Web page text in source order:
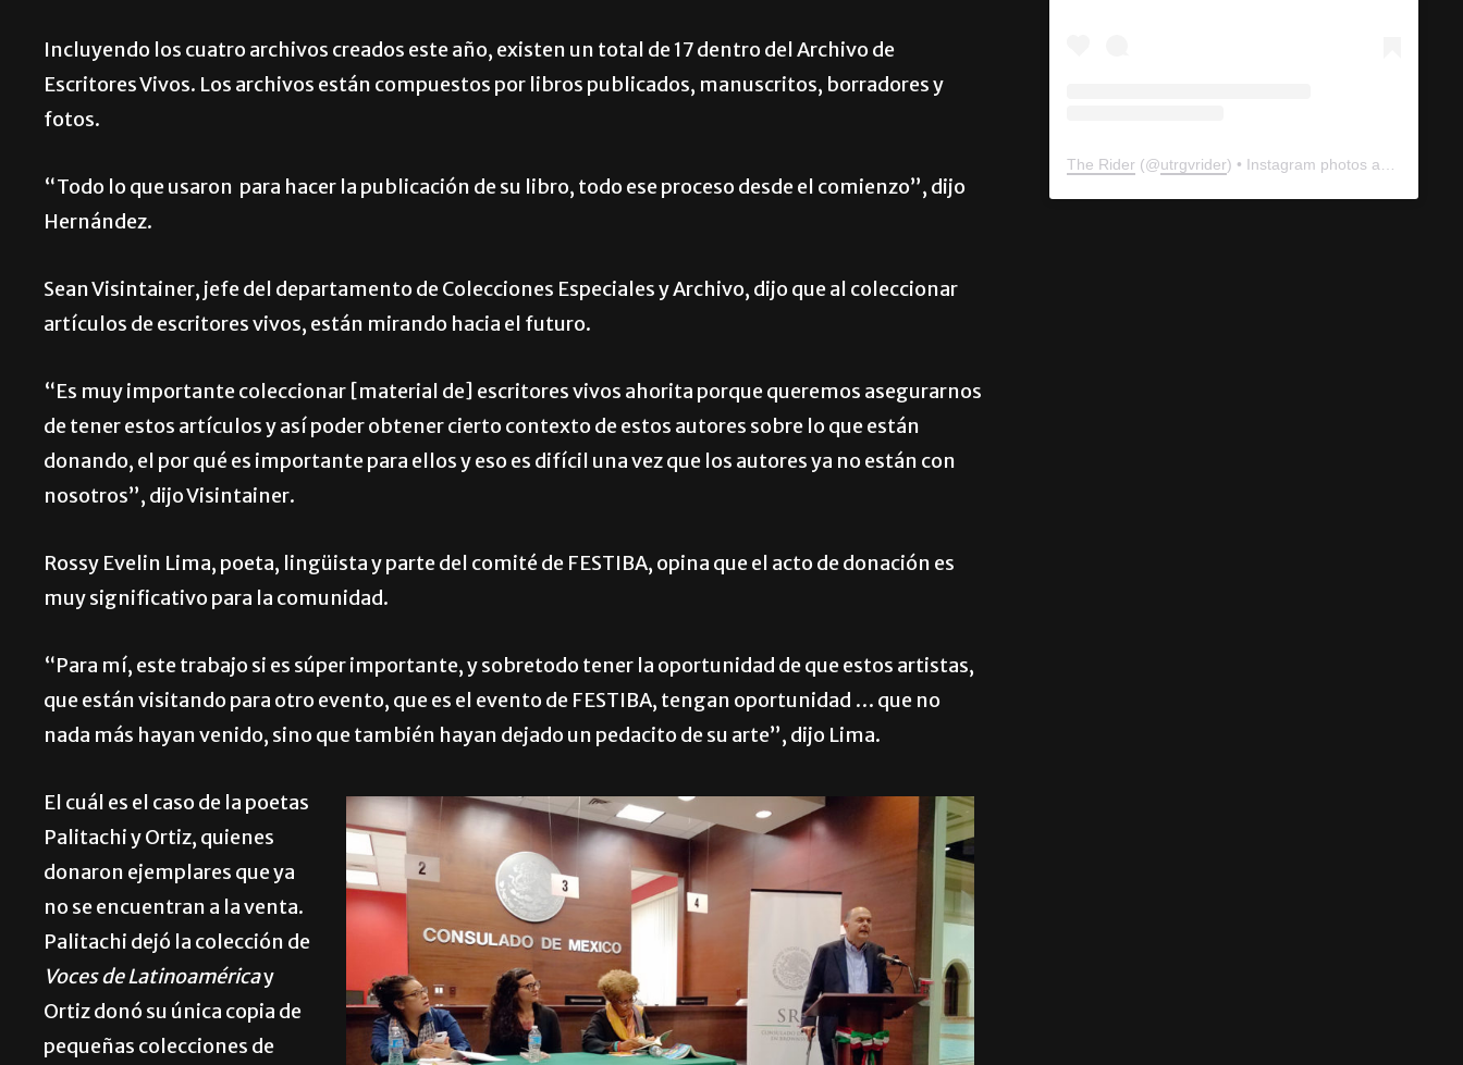
Incluyendo los cuatro archivos creados este año, existen un total de 17 dentro del Archivo de
Escritores Vivos. Los archivos están compuestos por libros publicados, manuscritos, borradores y
fotos.
“Todo lo que usaron para hacer la publicación de su libro, todo ese proceso desde el comienzo”, dijo
Hernández.
Sean Visintainer, jefe del departamento de Colecciones Especiales y Archivo, dijo que al coleccionar
artículos de escritores vivos, están mirando hacia el futuro.
“Es muy importante coleccionar [material de] escritores vivos ahorita porque queremos asegurarnos
de tener estos artículos y así poder obtener cierto contexto de estos autores sobre lo que están
donando, el por qué es importante para ellos y eso es difícil una vez que los autores ya no están con
nosotros”, dijo Visintainer.
Rossy Evelin Lima, poeta, lingüista y parte del comité de FESTIBA, opina que el acto de donación es
muy significativo para la comunidad.
“Para mí, este trabajo si es súper importante, y sobretodo tener la oportunidad de que estos artistas,
que están visitando para otro evento, que es el evento de FESTIBA, tengan oportunidad … que no
nada más hayan venido, sino que también hayan dejado un pedacito de su arte”, dijo Lima.
El cuál es el caso de la poetas
Palitachi y Ortiz, quienes
donaron ejemplares que ya
no se encuentran a la venta.
Palitachi dejó la colección de
Voces de Latinoaméricay
Ortiz donó su única copia de
pequeñas colecciones de